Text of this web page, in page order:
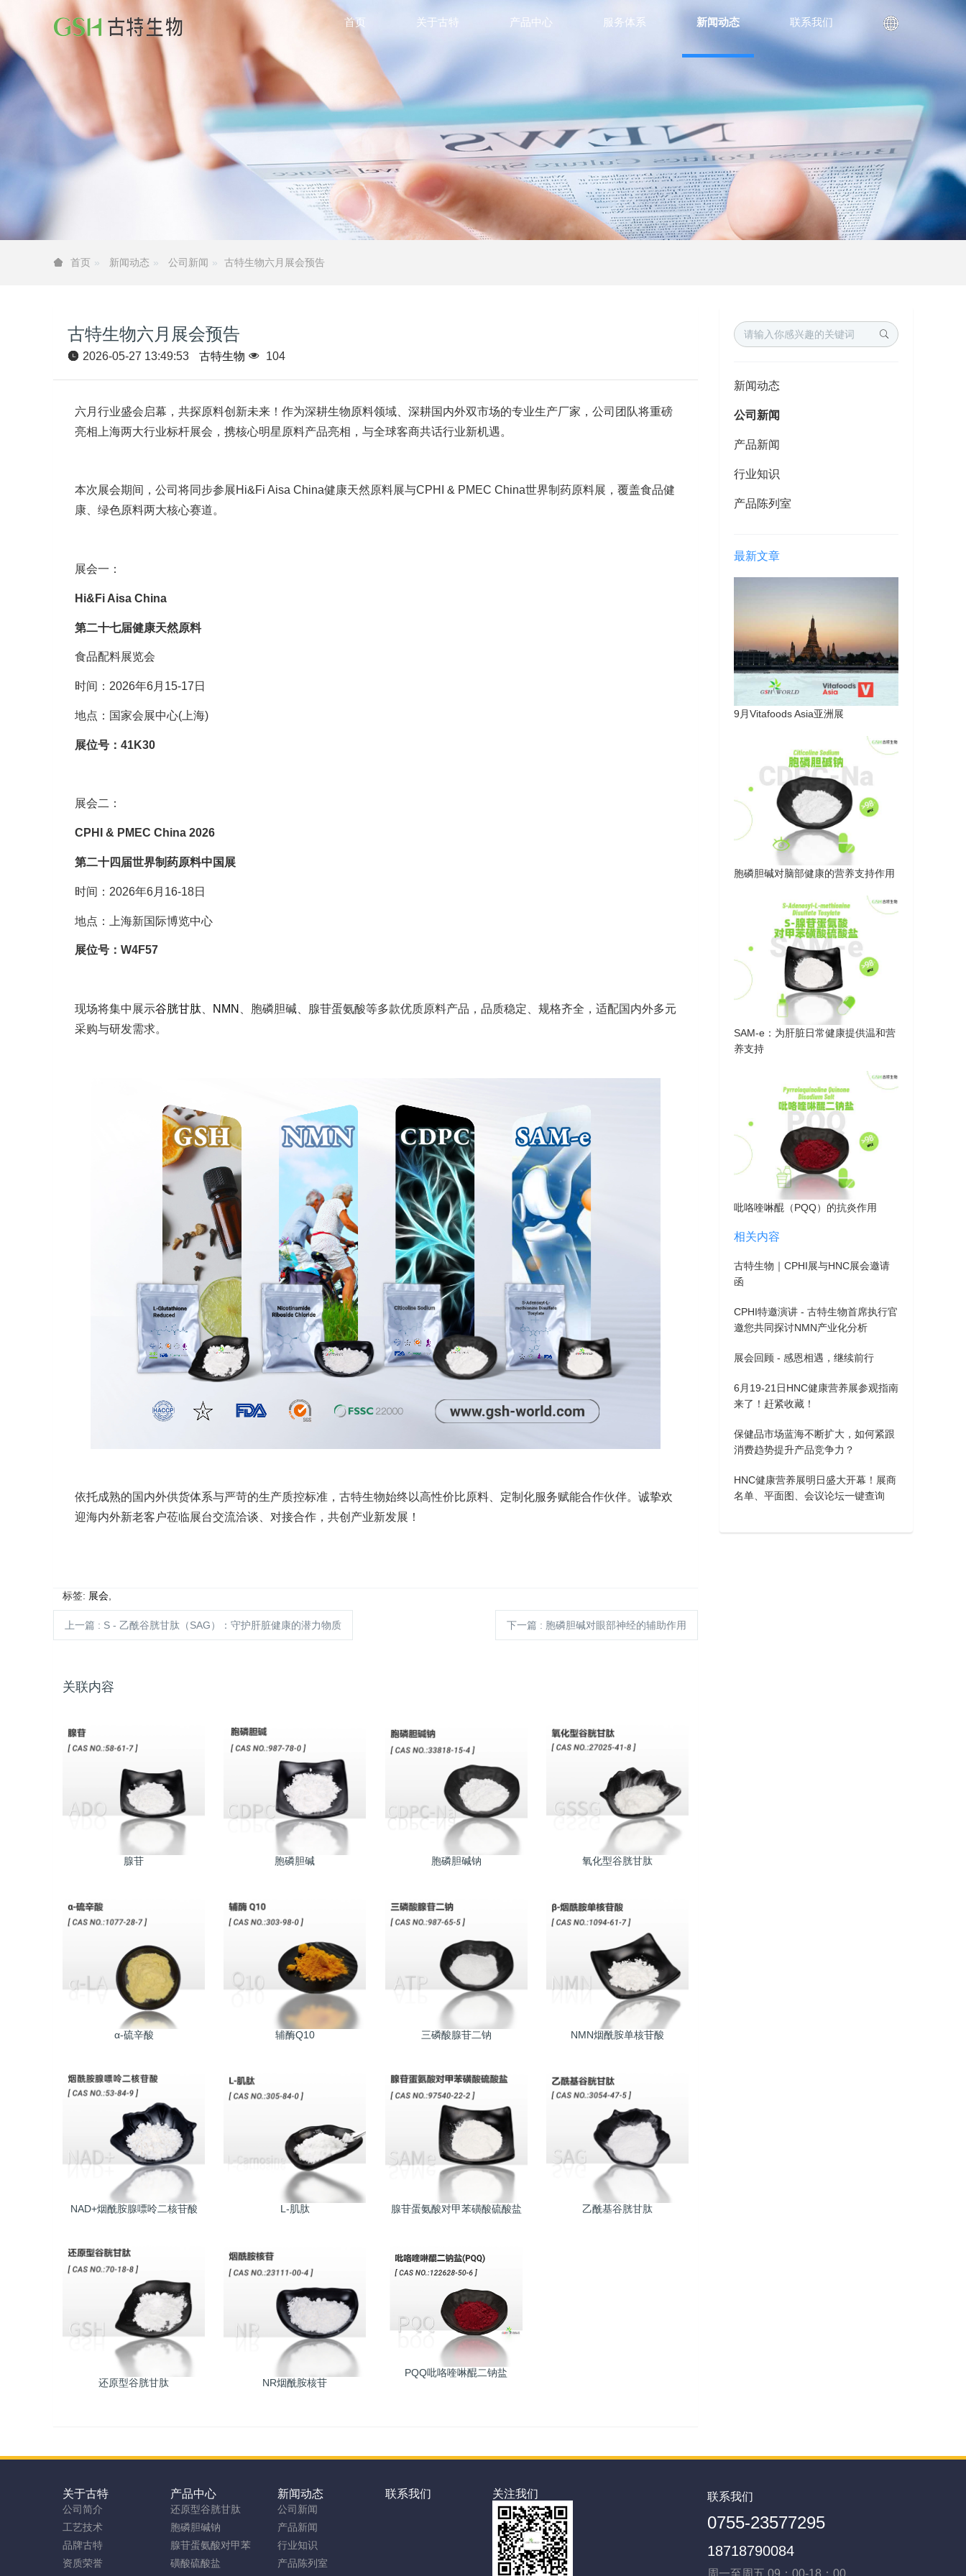
首页 关于古特 产品中心 服务体系 新闻动态 联系我们
首页 新闻动态 公司新闻 古特生物六月展会预告
古特生物六月展会预告
2026-05-27 13:49:53 古特生物 104
六月行业盛会启幕，共探原料创新未来！作为深耕生物原料领域、深耕国内外双市场的专业生产厂家，公司团队将重磅
亮相上海两大行业标杆展会，携核心明星原料产品亮相，与全球客商共话行业新机遇。
本次展会期间，公司将同步参展Hi&Fi Aisa China健康天然原料展与CPHI & PMEC China世界制药原料展，覆盖食品健
康、绿色原料两大核心赛道。
展会一：
Hi&Fi Aisa China
第二十七届健康天然原料
食品配料展览会
时间：2026年6月15-17日
地点：国家会展中心(上海)
展位号：41K30
展会二：
CPHI & PMEC China 2026
第二十四届世界制药原料中国展
时间：2026年6月16-18日
地点：上海新国际博览中心
展位号：W4F57
现场将集中展示谷胱甘肽、 NMN
、胞磷胆碱、腺苷蛋氨酸等多款优质原料产品，品质稳定、规格齐全，适配国内外多元
采购与研发需求。
依托成熟的国内外供货体系与严苛的生产质控标准，古特生物始终以高性价比原料、定制化服务赋能合作伙伴。诚挚欢
迎海内外新老客户莅临展台交流洽谈、对接合作，共创产业新发展！
标签: 展会
上一篇 : S - 乙酰谷胱甘肽（SAG）：守护肝脏健康的潜力物质 下一篇 : 胞磷胆碱对眼部神经的辅助作用
关联内容
腺苷 胞磷胆碱 胞磷胆碱钠 氧化型谷胱甘肽
α-硫辛酸 辅酶Q10 三磷酸腺苷二钠 NMN烟酰胺单核苷酸
NAD+烟酰胺腺嘌呤二核苷酸 L-肌肽 腺苷蛋氨酸对甲苯磺酸硫酸盐 乙酰基谷胱甘肽
还原型谷胱甘肽 NR烟酰胺核苷
PQQ吡咯喹啉醌二钠盐
新闻动态
公司新闻
产品新闻
行业知识
产品陈列室
最新文章
9月Vitafoods Asia亚洲展
胞磷胆碱对脑部健康的营养支持作用
SAM-e：为肝脏日常健康提供温和营
养支持
吡咯喹啉醌（PQQ）的抗炎作用
相关内容
古特生物｜CPHI展与HNC展会邀请
函
CPHI特邀演讲 - 古特生物首席执行官
邀您共同探讨NMN产业化分析
展会回顾 - 感恩相遇，继续前行
6月19-21日HNC健康营养展参观指南
来了！赶紧收藏！
保健品市场蓝海不断扩大，如何紧跟
消费趋势提升产品竞争力？
HNC健康营养展明日盛大开幕！展商
名单、平面图、会议论坛一键查询
关于古特
公司简介
工艺技术
品牌古特
资质荣誉
产品中心
还原型谷胱甘肽
胞磷胆碱钠
腺苷蛋氨酸对甲苯
磺酸硫酸盐
新闻动态
公司新闻
产品新闻
行业知识
产品陈列室
联系我们 关注我们 联系我们
0755-23577295
18718790084
周一至周五 09：00-18：00